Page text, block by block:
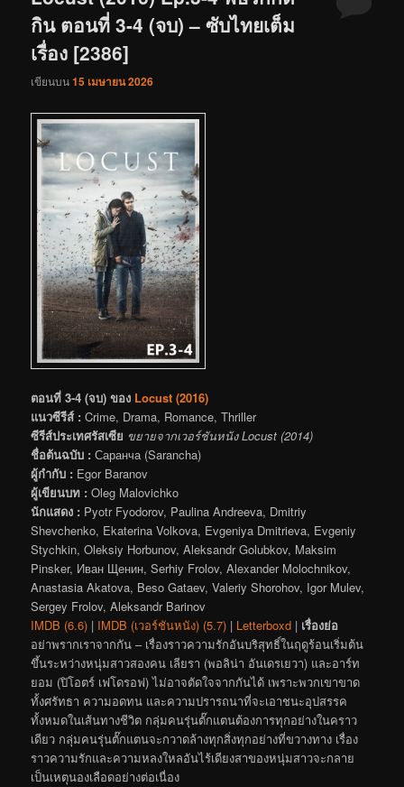
กิน ตอนที่ 3-4 (จบ) – ซับไทยเต็ม
เรื่อง [2386]
เขียนบน15 เมษายน 2026
ตอนที่ 3-4 (จบ) ของ Locust (2016)
แนวซีรีส์ : Crime, Drama, Romance, Thriller
ซีรีส์ประเทศรัสเซีย ขยายจากเวอร์ชันหนัง Locust (2014)
ชื่อต้นฉบับ : Саранча (Sarancha)
ผู้กำกับ : Egor Baranov
ผู้เขียนบท : Oleg Malovichko
นักแสดง : Pyotr Fyodorov, Paulina Andreeva, Dmitriy
Shevchenko, Ekaterina Volkova, Evgeniya Dmitrieva, Evgeniy
Stychkin, Oleksiy Horbunov, Aleksandr Golubkov, Maksim
Pinsker, Иван Щенин, Serhiy Frolov, Alexander Molochnikov,
Anastasia Akatova, Beso Gataev, Valeriy Shorohov, Igor Mulev,
Sergey Frolov, Aleksandr Barinov
IMDB (6.6) | IMDB (เวอร์ชันหนัง) (5.7) | Letterboxd | เรื่องย่อ
อย่าพรากเราจากกัน – เรื่องราวความรักอันบริสุทธิ์ในฤดูร้อนเริ่มต้น
ขึ้นระหว่างหนุ่มสาวสองคน เลียรา (พอลิน่า อันเดรเยวา) และอาร์ท
ยอม (ปิโอตร์ เฟโดรอฟ) ไม่อาจตัดใจจากกันได้ เพราะพวกเขาขาด
ทั้งศรัทธา ความอดทน และความปรารถนาที่จะเอาชนะอุปสรรค
ทั้งหมดในเส้นทางชีวิต กลุ่มคนรุ่นตั๊กแตนต้องการทุกอย่างในคราว
เดียว กลุ่มคนรุ่นตั๊กแตนจะกวาดล้างทุกสิ่งทุกอย่างที่ขวางทาง เรื่อง
ราวความรักและความหลงใหลอันไร้เดียงสาของหนุ่มสาวจะกลาย
เป็นเหตุนองเลือดอย่างต่อเนื่อง